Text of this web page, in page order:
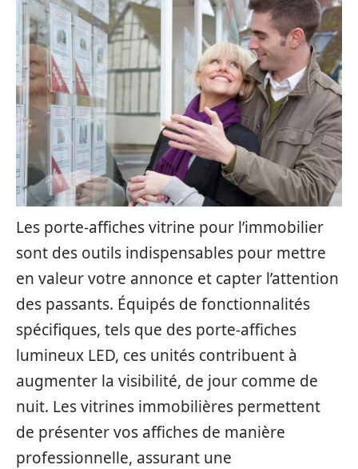
Les porte-affiches vitrine pour l’immobilier
sont des outils indispensables pour mettre
en valeur votre annonce et capter l’attention
des passants. Équipés de fonctionnalités
spécifiques, tels que des porte-affiches
lumineux LED, ces unités contribuent à
augmenter la visibilité, de jour comme de
nuit. Les vitrines immobilières permettent
de présenter vos affiches de manière
professionnelle, assurant une